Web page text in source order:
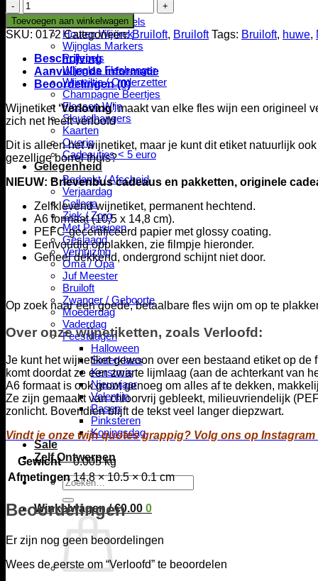
Kaarsen
Houten Wijnlabels
Houten Wijnrek
Wijnglas Markers
Pollepels
Wijnglas Fleshanger
Wijnviltje / Onderzetter
Champagne Beertjes
Flessen Wijn
Sleutelhangers
Kaarten
Overig
Cadeautjes < 5 euro
Gelegenheid
Bedankt / Afscheid
Verjaardag
Collega
Ziek / Zorg
Met Pensioen
Geslaagd
Verhuizing
Oma / Opa
Juf Meester
Bruiloft
Zwanger / Geboorte
Moederdag
Vaderdag
Feestdagen
Halloween
Sinterklaas
Kerstmis
Nieuwjaar
Valentijn
Pasen
Pinksteren
Koningsdag
Sale
Zelf Ontwerpen
Zoeken
naar:
Winkelwagen /€0.00 0
Verloofd
aantal
Toevoegen aan winkelwagen
SKU: 0172 Categorieën:Bruiloft, Bruiloft Tags: Bruiloft, huwe,
Beschrijving
Aanvullende informatie
Beoordelingen (0)
Wijnetiket ‘Verloving’maakt van elke fles wijn een origineel
zich net heeft verloofd
Dit is alleen het wijnetiket, maar je kunt dit etiket natuurlijk ook
gezellige borrel thuis?
NIEUW: Brievenbus cadeaus en pakketten, originele
Zelfklevend wijnetiket, permanent hechtend.
A6 formaat (10,5 x 14,8 cm).
PEFC-gecertificeerd papier met glossy coating.
Eenvoudig opplakken, zie filmpje hieronder.
Geheel dekkend, ondergrond schijnt niet door.
Op zoek naar een goede, betaalbare fles wijn om op te
Over onze wijnetiketten, zoals Verloofd:
Je kunt het wijnetiket gewoon over een bestaand etiket op
komt doordat ze een zwarte lijmlaag (aan de achterkant van
A6 formaat is ook groot genoeg om alles af te dekken,
Ze zijn gemaakt van chloorvrij gebleekt, milieuvriendelijk
zonlicht. Bovendien blijft de tekst veel langer diepzwart.
Vindt je onze wijn quotes grappig? Volg ons op
Gewicht
0.005 kg
Afmetingen 14.8 × 10.5 × 0.1 cm
Beoordelingen
Er zijn nog geen beoordelingen
Wees de eerste om “Verloofd” te beoordelen